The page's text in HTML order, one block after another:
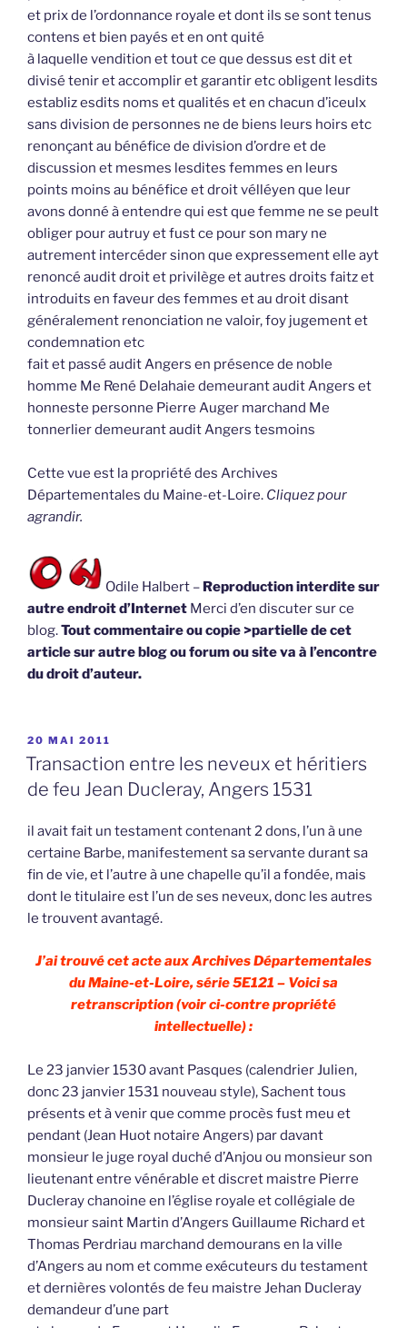
et prix de l’ordonnance royale et dont ils se sont tenus
contens et bien payés et en ont quité
à laquelle vendition et tout ce que dessus est dit et
divisé tenir et accomplir et garantir etc obligent lesdits
establiz esdits noms et qualités et en chacun d’iceulx
sans division de personnes ne de biens leurs hoirs etc
renonçant au bénéfice de division d’ordre et de
discussion et mesmes lesdites femmes en leurs
points moins au bénéfice et droit vélléyen que leur
avons donné à entendre qui est que femme ne se peult
obliger pour autruy et fust ce pour son mary ne
autrement intercéder sinon que expressement elle ayt
renoncé audit droit et privilège et autres droits faitz et
introduits en faveur des femmes et au droit disant
généralement renonciation ne valoir, foy jugement et
condemnation etc
fait et passé audit Angers en présence de noble
homme Me René Delahaie demeurant audit Angers et
honneste personne Pierre Auger marchand Me
tonnerlier demeurant audit Angers tesmoins
Cette vue est la propriété des Archives
Départementales du Maine-et-Loire. Cliquez pour
agrandir.
Odile Halbert – Reproduction interdite sur
autre endroit d’Internet Merci d’en discuter sur ce
blog.Tout commentaire ou copie >partielle de cet
article sur autre blog ou forum ou site va à l’encontre
du droit d’auteur.
PUBLIÉ
LE
20 MAI 2011
Transaction entre les neveux et héritiers
de feu Jean Ducleray, Angers 1531
il avait fait un testament contenant 2 dons, l’un à une
certaine Barbe, manifestement sa servante durant sa
fin de vie, et l’autre à une chapelle qu’il a fondée, mais
dont le titulaire est l’un de ses neveux, donc les autres
le trouvent avantagé.
J’ai trouvé cet acte aux Archives Départementales
du Maine-et-Loire, série 5E121 – Voici sa
retranscription (voir ci-contre propriété
intellectuelle) :
Le 23 janvier 1530 avant Pasques (calendrier Julien,
donc 23 janvier 1531 nouveau style), Sachent tous
présents et à venir que comme procès fust meu et
pendant (Jean Huot notaire Angers) par davant
monsieur le juge royal duché d’Anjou ou monsieur son
lieutenant entre vénérable et discret maistre Pierre
Ducleray chanoine en l’église royale et collégiale de
monsieur saint Martin d’Angers Guillaume Richard et
Thomas Perdriau marchand demourans en la ville
d’Angers au nom et comme exécuteurs du testament
et dernières volontés de feu maistre Jehan Ducleray
demandeur d’une part